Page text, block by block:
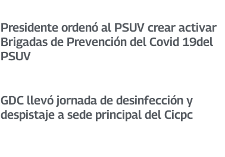
Presidente ordenó al PSUV crear activar
Brigadas de Prevención del Covid 19del
PSUV
GDC llevó jornada de desinfección y
despistaje a sede principal del Cicpc